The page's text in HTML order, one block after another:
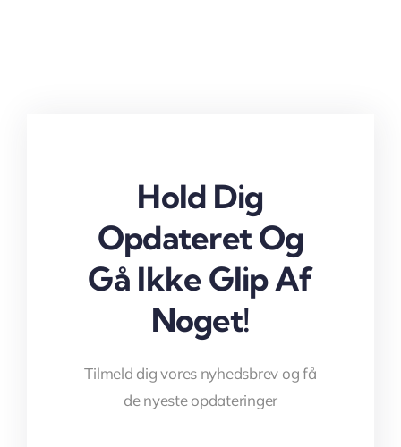
Hold Dig
Opdateret Og
Gå Ikke Glip Af
Noget!
Tilmeld dig vores nyhedsbrev og få
de nyeste opdateringer